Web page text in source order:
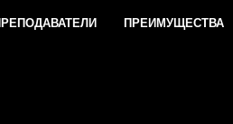
ПРЕИМУЩЕСТВА